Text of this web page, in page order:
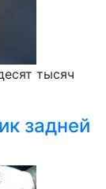
тысяч
задней